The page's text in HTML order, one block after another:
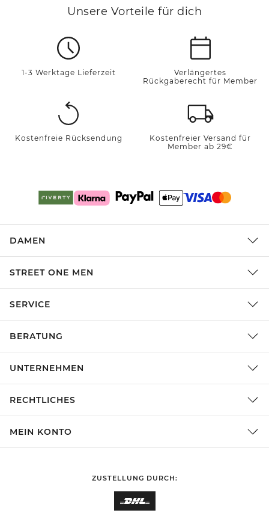
Unsere Vorteile für dich
1-3 Werktage Lieferzeit
Verlängertes
Rückgaberecht für Member
Kostenfreie Rücksendung
Kostenfreier Versand für
Member ab 29€
DAMEN
STREET ONE MEN
SERVICE
BERATUNG
UNTERNEHMEN
RECHTLICHES
MEIN KONTO
ZUSTELLUNG DURCH: